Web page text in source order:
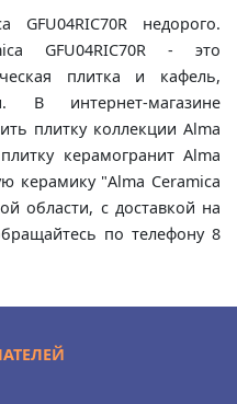
GFU04RIC70R недорого.
GFU04RIC70R - это
плитка и кафель,
В интернет-магазине
плитку коллекции Alma
керамогранит Alma
керамику "Alma Ceramica
области, с доставкой на
по телефону 8